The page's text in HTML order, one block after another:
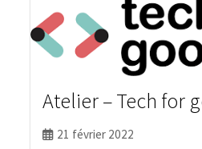
Atelier – Tech for
21 février 2022